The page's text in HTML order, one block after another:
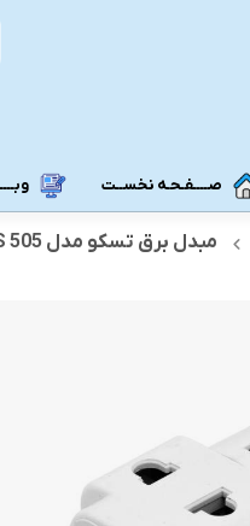
مــودم رومـــیـزی
صــــفـحـه نخســت
مبدل برق تسکو مدل TPS 505